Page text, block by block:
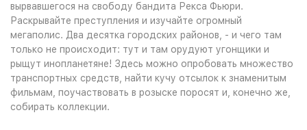
вырвавшегося на свободу бандита Рекса Фьюри.
Раскрывайте преступления и изучайте огромный
мегаполис. Два десятка городских районов, - и чего там
только не происходит: тут и там орудуют угонщики и
рыщут инопланетяне! Здесь можно опробовать множество
транспортных средств, найти кучу отсылок к знаменитым
фильмам, поучаствовать в розыске поросят и, конечно же,
собирать коллекции.